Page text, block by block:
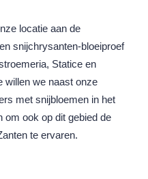
locatie aan de
snijchrysanten-bloeiproef
Statice en
willen we naast onze
met snijbloemen in het
om ook op dit gebied de
te ervaren.